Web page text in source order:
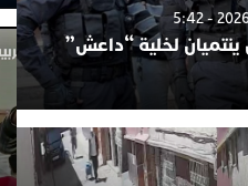
لخلية “داعش”